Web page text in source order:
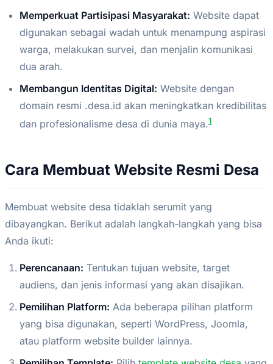
Memperkuat Partisipasi Masyarakat: Website dapat
digunakan sebagai wadah untuk menampung aspirasi
warga, melakukan survei, dan menjalin komunikasi
dua arah.
Membangun Identitas Digital: Website dengan
domain resmi .desa.id akan meningkatkan kredibilitas
dan profesionalisme desa di dunia maya.1
Cara Membuat Website Resmi Desa
Membuat website desa tidaklah serumit yang
dibayangkan. Berikut adalah langkah-langkah yang bisa
Anda ikuti:
Perencanaan: Tentukan tujuan website, target
audiens, dan jenis informasi yang akan disajikan.
Pemilihan Platform: Ada beberapa pilihan platform
yang bisa digunakan, seperti WordPress, Joomla,
atau platform website builder lainnya.